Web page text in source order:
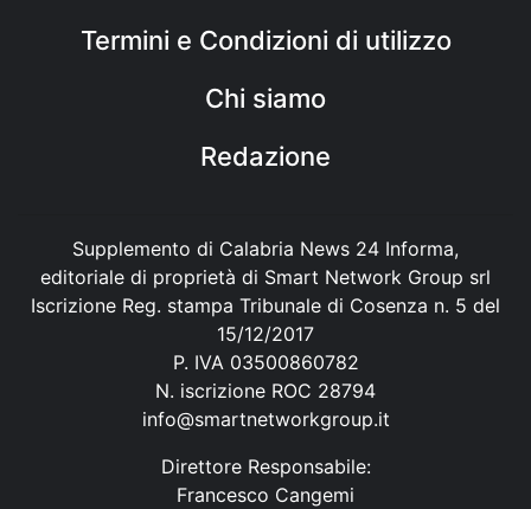
Termini e Condizioni di utilizzo
Chi siamo
Redazione
Supplemento di Calabria News 24 Informa,
editoriale di proprietà di Smart Network Group srl
Iscrizione Reg. stampa Tribunale di Cosenza n. 5 del
15/12/2017
P. IVA 03500860782
N. iscrizione ROC 28794
info@smartnetworkgroup.it
Direttore Responsabile:
Francesco Cangemi